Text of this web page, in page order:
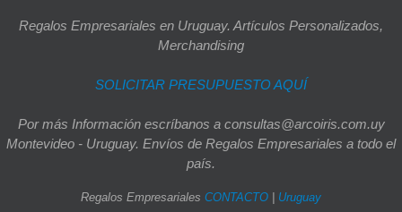
Regalos Empresariales en Uruguay. Artículos Personalizados,
Merchandising
SOLICITAR PRESUPUESTO AQUÍ
Por más Información escríbanos a consultas@arcoiris.com.uy
Montevideo - Uruguay. Envíos de Regalos Empresariales a todo el
país.
Regalos Empresariales CONTACTO Uruguay